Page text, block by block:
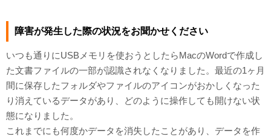
障害が発生した際の状況をお聞かせください
いつも通りにUSBメモリを使おうとしたらMacのWordで作成し
た文書ファイルの一部が認識されなくなりました。最近の1ヶ月
間に保存したフォルダやファイルのアイコンがおかしくなった
り消えているデータがあり、どのように操作しても開けない状
態になりました。
これまでにも何度かデータを消失したことがあり、データを作